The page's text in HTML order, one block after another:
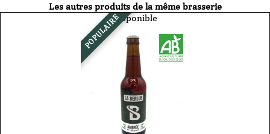
Les autres produits de la même brasserie
POPULAIREDisponible